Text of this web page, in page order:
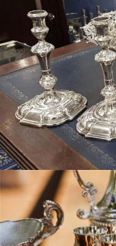
Antika Gümüş
Bozdurma
İNCELE